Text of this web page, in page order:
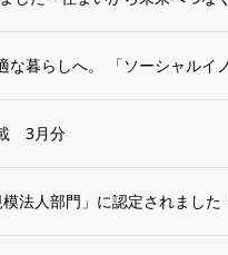
な暮らしへ。 「ソーシャル
3月分
法人部門」に認定されました